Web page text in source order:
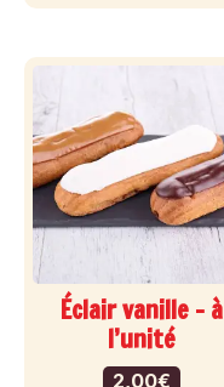
Éclair vanille – à
l’unité
2,00€